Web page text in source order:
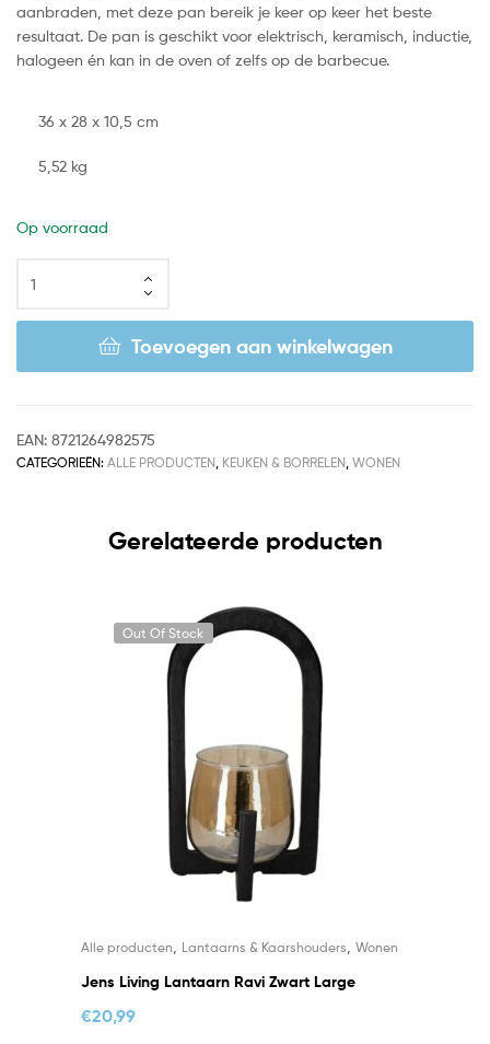
aanbraden, met deze pan bereik je keer op keer het beste
resultaat. De pan is geschikt voor elektrisch, keramisch, inductie,
halogeen én kan in de oven of zelfs op de barbecue.
36 x 28 x 10,5 cm
5,52 kg
Op voorraad
Toevoegen aan winkelwagen
EAN: 8721264982575
CATEGORIEËN: ALLE PRODUCTEN, KEUKEN & BORRELEN, WONEN
Gerelateerde producten
Out Of Stock
Alle producten Lantaarns & Kaarshouders Wonen
Jens Living Lantaarn Ravi Zwart Large
€20,99